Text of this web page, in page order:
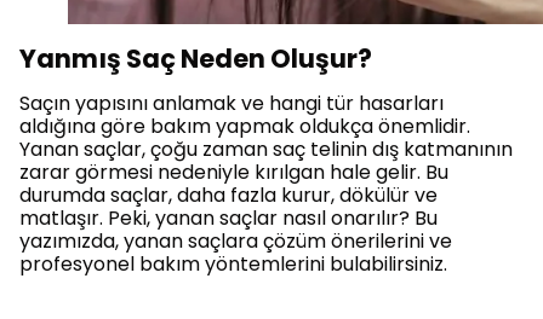
Yanmış Saç Neden Oluşur?
Saçın yapısını anlamak ve hangi tür hasarları
aldığına göre bakım yapmak oldukça önemlidir.
Yanan saçlar, çoğu zaman saç telinin dış katmanının
zarar görmesi nedeniyle kırılgan hale gelir. Bu
durumda saçlar, daha fazla kurur, dökülür ve
matlaşır. Peki, yanan saçlar nasıl onarılır? Bu
yazımızda, yanan saçlara çözüm önerilerini ve
profesyonel bakım yöntemlerini bulabilirsiniz.